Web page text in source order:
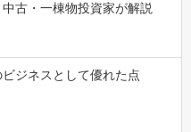
古・一棟物投資家が解説
ジネスとして優れた点